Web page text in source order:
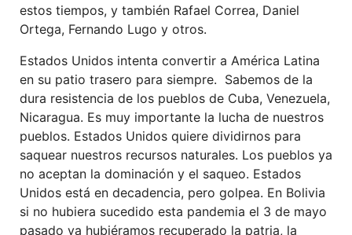
estos tiempos, y también Rafael Correa, Daniel
Ortega, Fernando Lugo y otros.
Estados Unidos intenta convertir a América Latina
en su patio trasero para siempre. Sabemos de la
dura resistencia de los pueblos de Cuba, Venezuela,
Nicaragua. Es muy importante la lucha de nuestros
pueblos. Estados Unidos quiere dividirnos para
saquear nuestros recursos naturales. Los pueblos ya
no aceptan la dominación y el saqueo. Estados
Unidos está en decadencia, pero golpea. En Bolivia
si no hubiera sucedido esta pandemia el 3 de mayo
pasado ya hubiéramos recuperado la patria, la